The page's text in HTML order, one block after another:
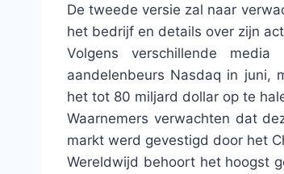
De tweede versie zal naar
het bedrijf en details over zijn
Volgens verschillende
aandelenbeurs Nasdaq in juni,
het tot 80 miljard dollar op te
Waarnemers verwachten dat
markt werd gevestigd door het
Wereldwijd behoort het hoogst